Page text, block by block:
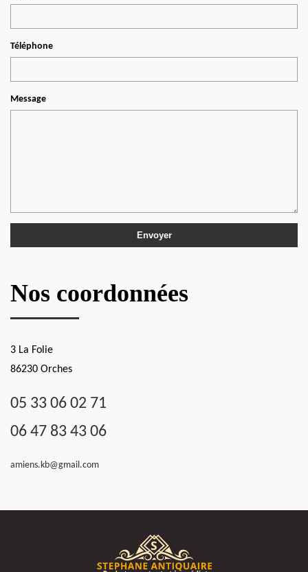
Téléphone
Message
Nos coordonnées
3 La Folie
86230 Orches
05 33 06 02 71
06 47 83 43 06
amiens.kb@gmail.com